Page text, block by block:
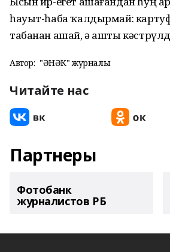
һауыт-һаба ҡалдырмай:
табанан ашай, ә ашты
Автор: "ҺӘНӘК" журналы
Читайте нас
Партнеры
Фотобанк
журналистов РБ